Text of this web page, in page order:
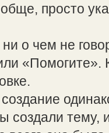
просто
о чем не
«Помогите».
создание
создали тему,